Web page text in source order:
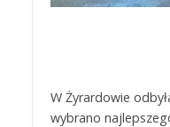
W Żyrardowie
wybrano